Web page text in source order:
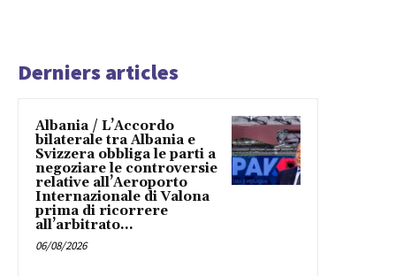
Derniers articles
Albania / L’Accordo
bilaterale tra Albania e
Svizzera obbliga le parti a
negoziare le controversie
relative all’Aeroporto
Internazionale di Valona
prima di ricorrere
all’arbitrato...
06/08/2026